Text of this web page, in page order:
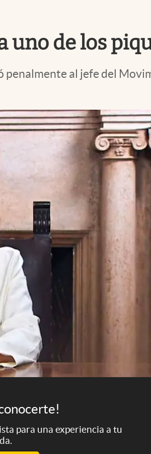
de los
al jefe del
para una experiencia a tu